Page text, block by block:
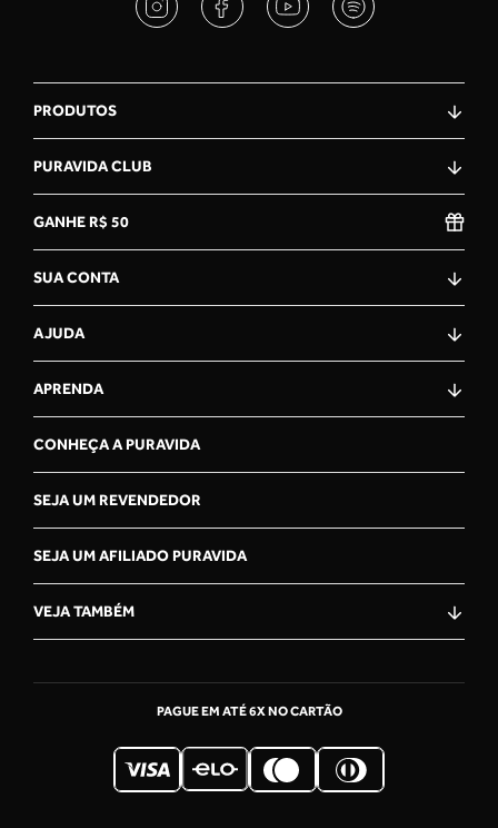
PRODUTOS
PURAVIDA CLUB
GANHE R$ 50
SUA CONTA
AJUDA
APRENDA
CONHEÇA A PURAVIDA
SEJA UM REVENDEDOR
SEJA UM AFILIADO PURAVIDA
VEJA TAMBÉM
PAGUE EM ATÉ 6X NO CARTÃO
OLÁ, VOCÊ ESTÁ NA CENTRAL
Acompanhe o trajeto da sua encomenda,
passo a passo.